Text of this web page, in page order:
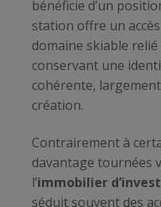
bénéficie d’un
station offre un
domaine skiable
conservant une
cohérente,
création.
Contrairement à
davantage tournées
l’immobilier
séduit souvent des